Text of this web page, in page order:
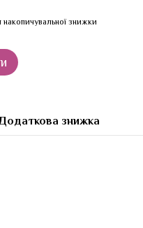
знижки
знижка